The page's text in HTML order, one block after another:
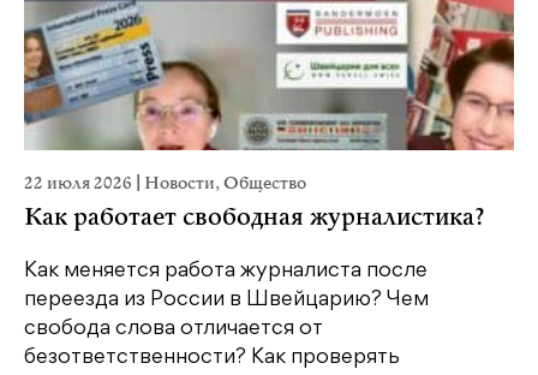
22 июля 2026 Новости,Общество
Как работает свободная журналистика?
Как меняется работа журналиста после
переезда из России в Швейцарию? Чем
свобода слова отличается от
безответственности? Как проверять